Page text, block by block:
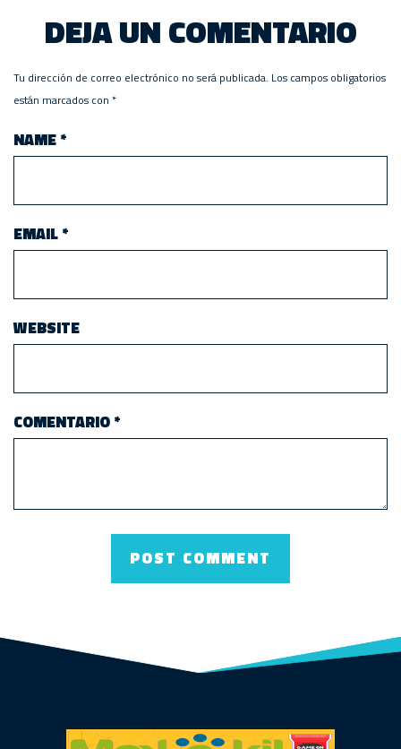
DEJA UN COMENTARIO
Tu dirección de correo electrónico no será publicada. Los campos obligatorios
están marcados con *
NAME*
EMAIL*
WEBSITE
COMENTARIO*